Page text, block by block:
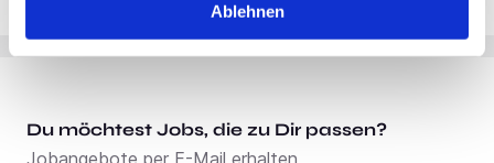
Ablehnen
Du möchtest Jobs, die zu Dir passen?